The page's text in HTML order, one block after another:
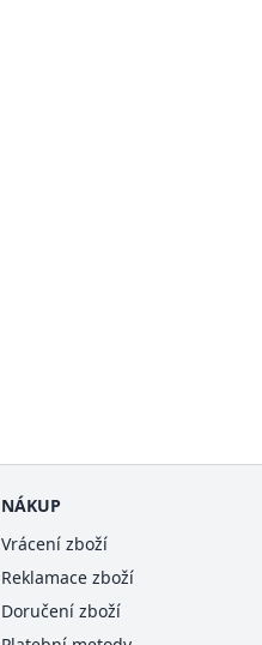
NÁKUP
Vrácení zboží
Reklamace zboží
Doručení zboží